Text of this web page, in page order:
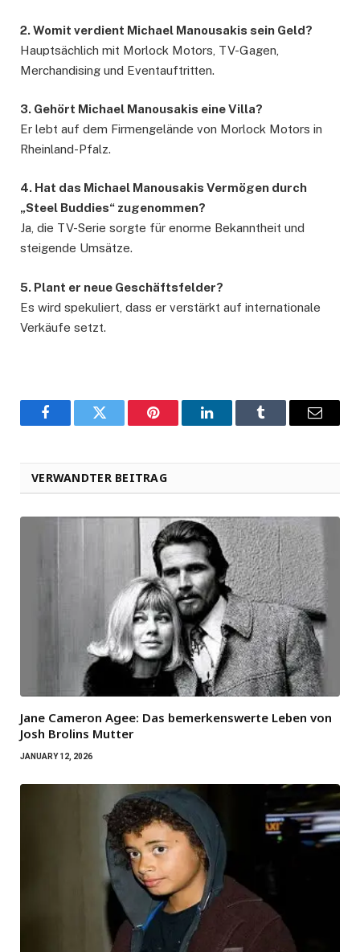
2. Womit verdient Michael Manousakis sein Geld?
Hauptsächlich mit Morlock Motors, TV-Gagen,
Merchandising und Eventauftritten.
3. Gehört Michael Manousakis eine Villa?
Er lebt auf dem Firmengelände von Morlock Motors in
Rheinland-Pfalz.
4. Hat das Michael Manousakis Vermögen durch
„Steel Buddies“ zugenommen?
Ja, die TV-Serie sorgte für enorme Bekanntheit und
steigende Umsätze.
5. Plant er neue Geschäftsfelder?
Es wird spekuliert, dass er verstärkt auf internationale
Verkäufe setzt.
FacebookTwitter Pinterest LinkedInTumblr Email
VERWANDTER BEITRAG
Jane Cameron Agee: Das bemerkenswerte Leben von
Josh Brolins Mutter
JANUARY 12, 2026